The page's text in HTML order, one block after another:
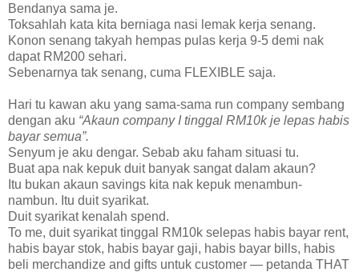
Bendanya sama je.
Toksahlah kata kita berniaga nasi lemak kerja senang.
Konon senang takyah hempas pulas kerja 9-5 demi nak
dapat RM200 sehari.
Sebenarnya tak senang, cuma FLEXIBLE saja.
Hari tu kawan aku yang sama-sama run company sembang
dengan aku “Akaun company I tinggal RM10k je lepas habis
bayar semua”.
Senyum je aku dengar. Sebab aku faham situasi tu.
Buat apa nak kepuk duit banyak sangat dalam akaun?
Itu bukan akaun savings kita nak kepuk menambun-
nambun. Itu duit syarikat.
Duit syarikat kenalah spend.
To me, duit syarikat tinggal RM10k selepas habis bayar rent,
habis bayar stok, habis bayar gaji, habis bayar bills, habis
beli merchandize and gifts untuk customer — petanda THAT